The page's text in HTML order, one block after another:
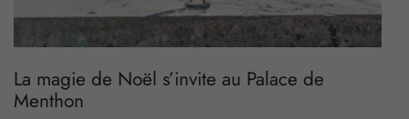
La magie de Noël s’invite au Palace de
Menthon